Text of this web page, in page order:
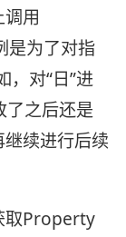
用
是为了对指
，对“日”进
了之后还是
续进行后续
取Property